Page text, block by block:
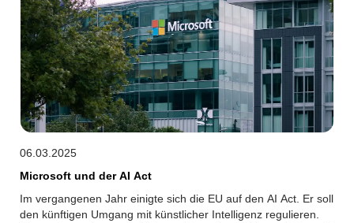
06.03.2025
Microsoft und der AI Act
Im vergangenen Jahr einigte sich die EU auf den AI Act. Er soll
den künftigen Umgang mit künstlicher Intelligenz regulieren.